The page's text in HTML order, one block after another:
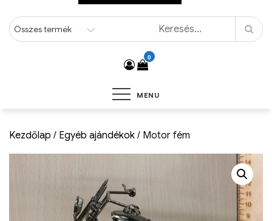
0
MENU
Kezdőlap / Egyéb ajándékok / Motor fém